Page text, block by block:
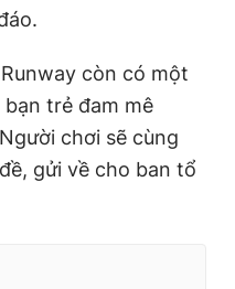
còn có một
trẻ đam mê
chơi sẽ cùng
gửi về cho ban tổ